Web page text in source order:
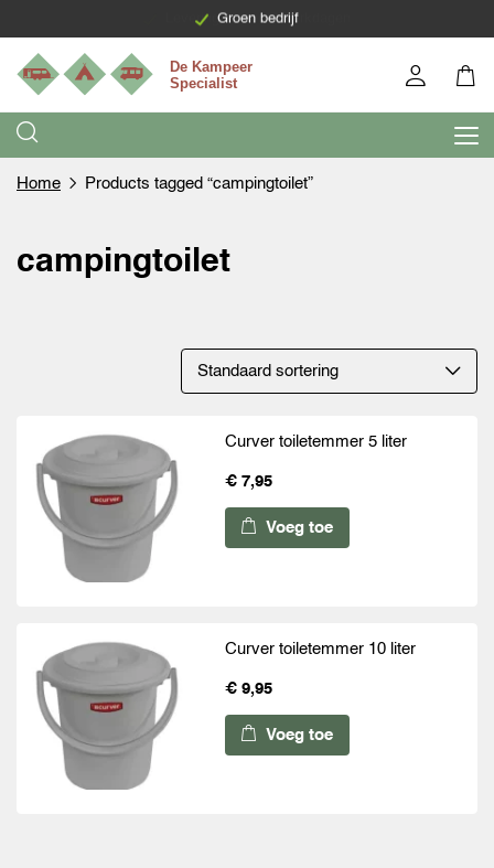
Groen bedrijf
Levering binnen 7 werkdagen
Home Products tagged “campingtoilet”
campingtoilet
Curver toiletemmer 5 liter
€ 7,95
Voeg toe
Curver toiletemmer 10 liter
€ 9,95
Voeg toe